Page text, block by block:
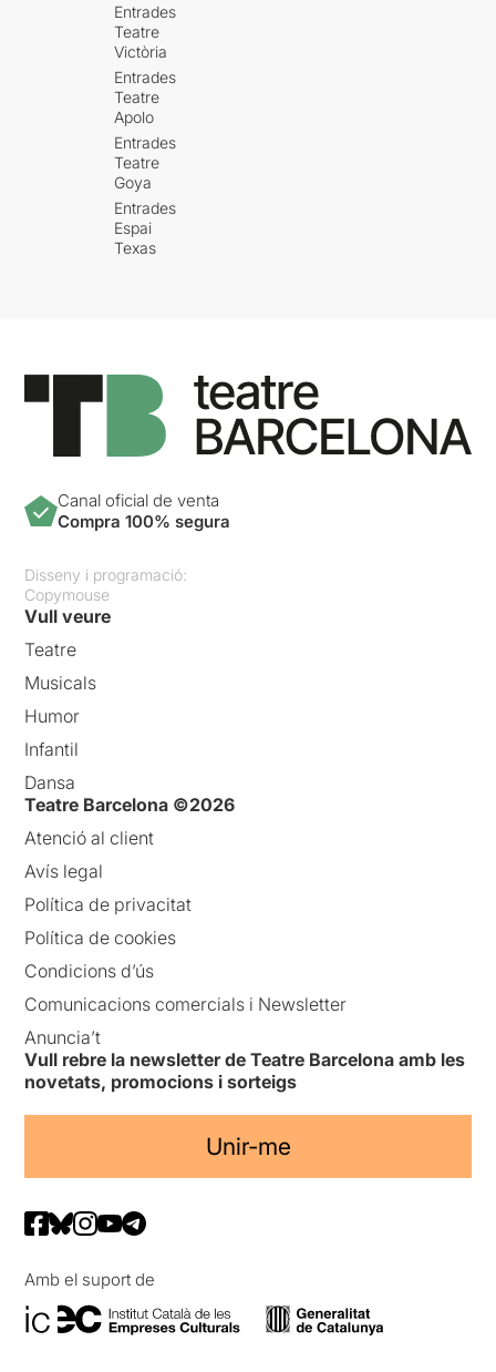
Entrades
Teatre
Victòria
Entrades
Teatre
Apolo
Entrades
Teatre
Goya
Entrades
Espai
Texas
Canal oficial de venta
Compra 100% segura
Disseny i programació:
Copymouse
Vull veure
Teatre
Musicals
Humor
Infantil
Dansa
Teatre Barcelona ©2026
Atenció al client
Avís legal
Política de privacitat
Política de cookies
Condicions d’ús
Comunicacions comercials i Newsletter
Anuncia’t
Vull rebre la newsletter de Teatre Barcelona amb les
novetats, promocions i sorteigs
Unir-me
Amb el suport de